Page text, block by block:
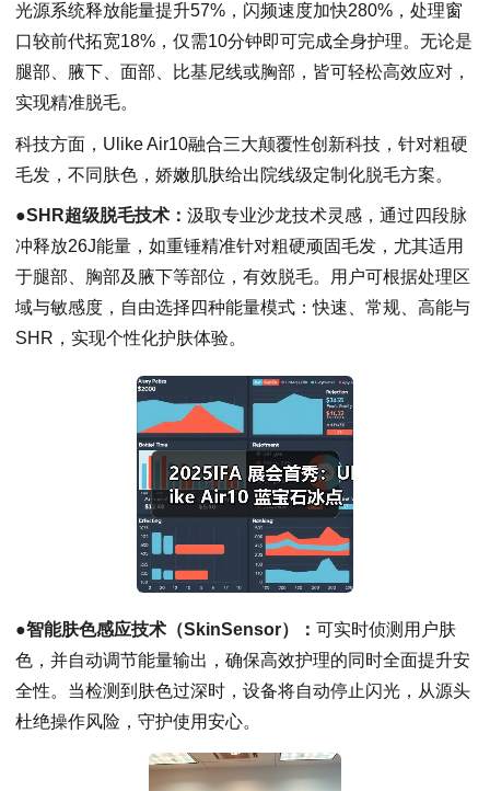
光源系统释放能量提升57%，闪频速度加快280%，处理窗
口较前代拓宽18%，仅需10分钟即可完成全身护理。无论是
腿部、腋下、面部、比基尼线或胸部，皆可轻松高效应对，
实现精准脱毛。
科技方面，Ulike Air10融合三大颠覆性创新科技，针对粗硬
毛发，不同肤色，娇嫩肌肤给出院线级定制化脱毛方案。
●SHR超级脱毛技术： 汲取专业沙龙技术灵感，通过四段脉
冲释放26J能量，如重锤精准针对粗硬顽固毛发，尤其适用
于腿部、胸部及腋下等部位，有效脱毛。用户可根据处理区
域与敏感度，自由选择四种能量模式：快速、常规、高能与
SHR，实现个性化护肤体验。
●智能肤色感应技术（SkinSensor）： 可实时侦测用户肤
色，并自动调节能量输出，确保高效护理的同时全面提升安
全性。当检测到肤色过深时，设备将自动停止闪光，从源头
杜绝操作风险，守护使用安心。